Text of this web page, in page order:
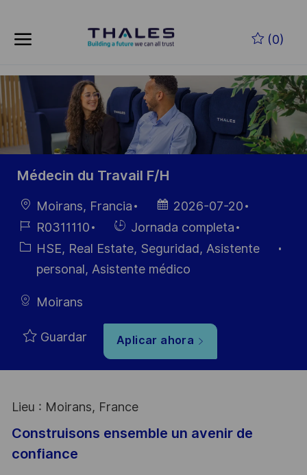
(0)
-
Médecin du Travail F/H
Ubicación
Moirans, Francia
Fecha de
publicación
2026-07-20
ID de
empleo
R0311110
Hiring
Type
Jornada completa
Categoría
HSE, Real Estate, Seguridad, Asistente
personal, Asistente médico
Moirans
Guardar Aplicar ahora
Lieu : Moirans, France
Construisons ensemble un avenir de
confiance